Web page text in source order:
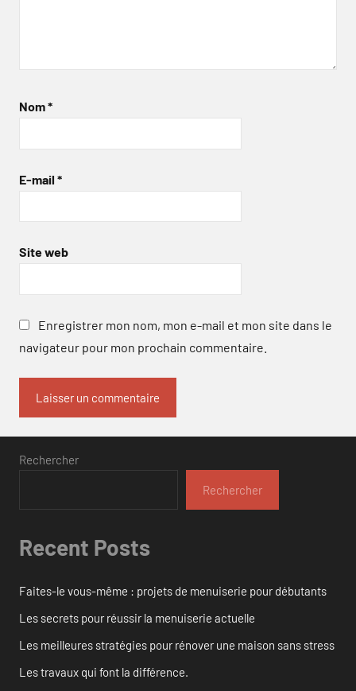
Nom*
E-mail *
Site web
Enregistrer mon nom, mon e-mail et mon site dans le
navigateur pour mon prochain commentaire.
Rechercher
Rechercher
Recent Posts
Faites-le vous-même : projets de menuiserie pour débutants
Les secrets pour réussir la menuiserie actuelle
Les meilleures stratégies pour rénover une maison sans stress
Les travaux qui font la différence.